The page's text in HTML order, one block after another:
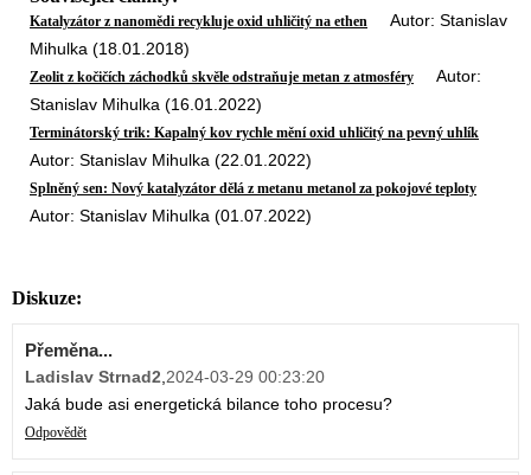
Katalyzátor z nanomědi recykluje oxid uhličitý na ethen Autor: Stanislav
Mihulka (18.01.2018)
Zeolit z kočičích záchodků skvěle odstraňuje metan z atmosféry Autor:
Stanislav Mihulka (16.01.2022)
Terminátorský trik: Kapalný kov rychle mění oxid uhličitý na pevný uhlík
Autor: Stanislav Mihulka (22.01.2022)
Splněný sen: Nový katalyzátor dělá z metanu metanol za pokojové teploty
Autor: Stanislav Mihulka (01.07.2022)
Diskuze:
Přeměna...
Ladislav Strnad2,2024-03-29 00:23:20
Jaká bude asi energetická bilance toho procesu?
Odpovědět